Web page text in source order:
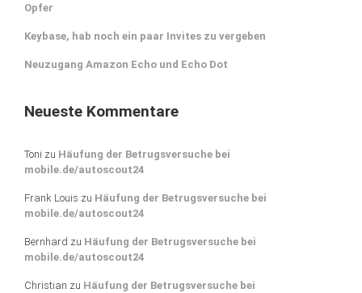
Opfer
Keybase, hab noch ein paar Invites zu vergeben
Neuzugang Amazon Echo und Echo Dot
Neueste Kommentare
Toni zu Häufung der Betrugsversuche bei
mobile.de/autoscout24
Frank Louis zu Häufung der Betrugsversuche bei
mobile.de/autoscout24
Bernhard zu Häufung der Betrugsversuche bei
mobile.de/autoscout24
Christian zu Häufung der Betrugsversuche bei